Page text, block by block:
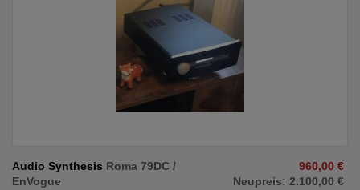
Audio Synthesis Roma 79DC /
EnVogue
960,00 €
Neupreis: 2.100,00 €